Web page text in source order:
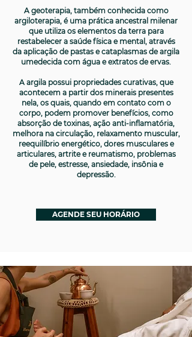
A geoterapia, também conhecida como
argiloterapia, é uma prática ancestral milenar
que utiliza os elementos da terra para
restabelecer a saúde física e mental, através
da aplicação de pastas e cataplasmas de argila
umedecida com água e extratos de ervas.
A argila possui propriedades curativas, que
acontecem a partir dos minerais presentes
nela, os quais, quando em contato com o
corpo, podem promover benefícios, como
absorção de toxinas, ação anti-inflamatória,
melhora na circulação, relaxamento muscular,
reequilíbrio energético, dores musculares e
articulares, artrite e reumatismo, problemas
de pele, estresse, ansiedade, insônia e
depressão.
AGENDE SEU HORÁRIO